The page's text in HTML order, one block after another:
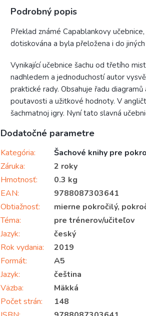
Podrobný popis
Překlad známé Capablankovy
dotiskována a byla přeložena i do
Vynikající učebnice šachu od třetího
nadhledem a jednoduchostí autor
praktické rady. Obsahuje řadu
poutavosti a užitkové hodnoty. V
šachmatnoj igry. Nyní tato slavná
Dodatočné parametre
Kategória:
Šachové knihy pre
Záruka:
2 roky
Hmotnosť:
0.3 kg
EAN:
9788087303641
Obtiažnosť:
mierne pokročilý,
Téma:
pre trénerov/učiteľov
Jazyk:
český
Rok vydania:
2019
Formát:
A5
Jazyk:
čeština
Väzba:
Mäkká
Počet strán:
148